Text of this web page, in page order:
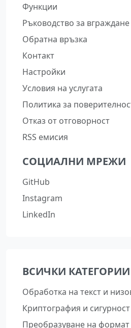
Функции
Ръководство за вграждане
Обратна връзка
Контакт
Настройки
Условия на услугата
Политика за
Отказ от отговорност
RSS емисия
СОЦИАЛНИ МРЕЖИ
GitHub
Instagram
LinkedIn
ВСИЧКИ КАТЕГОРИИ
Обработка на текст и
Криптография и сигурност
Преобразуване на